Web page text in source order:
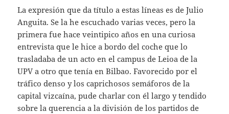
La expresión que da título a estas líneas es de Julio
Anguita. Se la he escuchado varias veces, pero la
primera fue hace veintipico años en una curiosa
entrevista que le hice a bordo del coche que lo
trasladaba de un acto en el campus de Leioa de la
UPV a otro que tenía en Bilbao. Favorecido por el
tráfico denso y los caprichosos semáforos de la
capital vizcaína, pude charlar con él largo y tendido
sobre la querencia a la división de los partidos de